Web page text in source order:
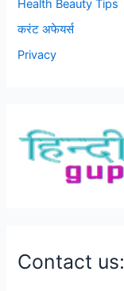
Health Beauty Tips
करंट अफेयर्स
Privacy
Contact us: